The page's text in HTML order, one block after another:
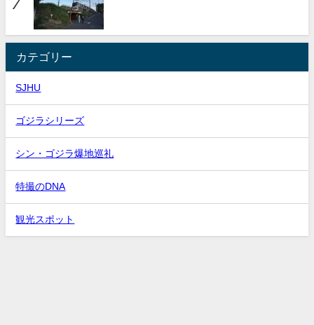
カテゴリー
SJHU
ゴジラシリーズ
シン・ゴジラ爆地巡礼
特撮のDNA
観光スポット